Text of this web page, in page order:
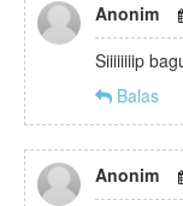
Anonim
Siiiiiiiip
Balas
Anonim